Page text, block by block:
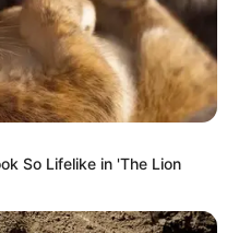
So Lifelike in 'The Lion